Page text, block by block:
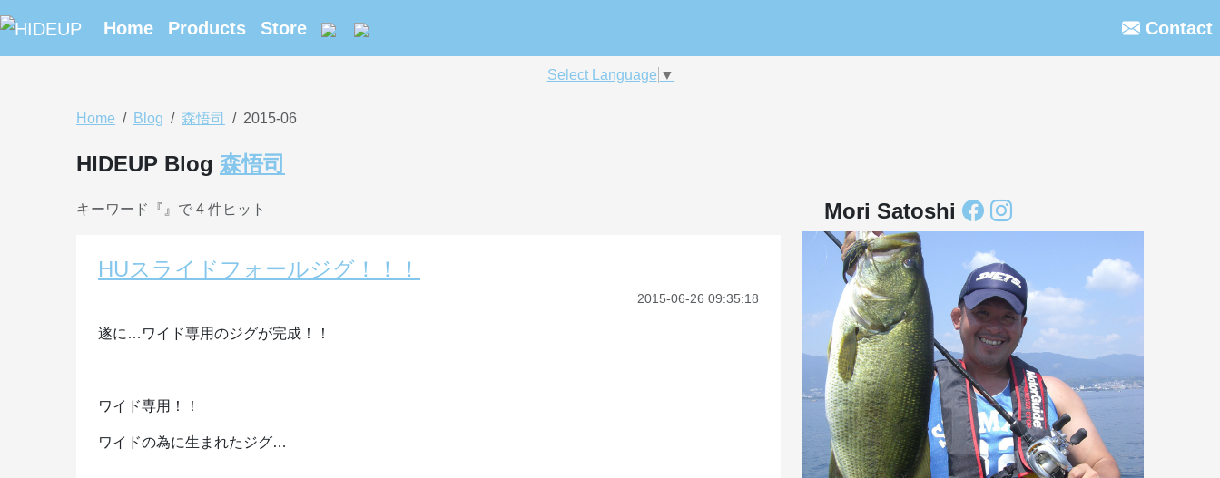
Home Products Store Contact
Select Language ▼
Home Blog 森悟司 2015-06
HIDEUP Blog 森悟司
キーワード『 』で 4 件ヒット
HUスライドフォールジグ！！！
2015-06-26 09:35:18
遂に…ワイド専用のジグが完成！！
ワイド専用！！
ワイドの為に生まれたジグ…
Mori Satoshi